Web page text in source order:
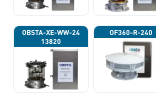
OBSTA-XE-WW-24
13820
OF360-R-240